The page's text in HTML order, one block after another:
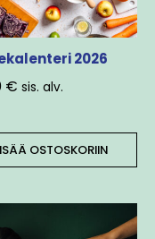
2026
€ sis. alv.
OSTOSKORIIN